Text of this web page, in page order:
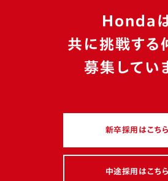
イベントレポート 座談会 特別企
多様性
スキルアップ・成長環境 グローバル
フィロソフィー ボトム
Honda
共に挑戦する
募集してい
新卒採用はこちら
中途採用はこちら